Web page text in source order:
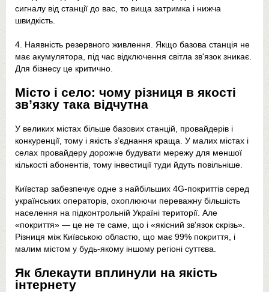
сигналу від станції до вас, то вища затримка і нижча
швидкість.
4. Наявність резервного живлення. Якщо базова станція не
має акумулятора, під час відключення світла зв'язок зникає.
Для бізнесу це критично.
Місто і село: чому різниця в якості
зв’язку така відчутна
У великих містах більше базових станцій, провайдерів і
конкуренції, тому і якість з’єднання краща. У малих містах і
селах провайдеру дорожче будувати мережу для меншої
кількості абонентів, тому інвестиції туди йдуть повільніше.
Київстар забезпечує одне з найбільших 4G-покриттів серед
українських операторів, охоплюючи переважну більшість
населення на підконтрольній Україні території. Але
«покриття» — це не те саме, що і «якісний зв'язок скрізь».
Різниця між Київською областю, що має 99% покриття, і
малим містом у будь-якому іншому регіоні суттєва.
Як блекаути вплинули на якість
інтернету